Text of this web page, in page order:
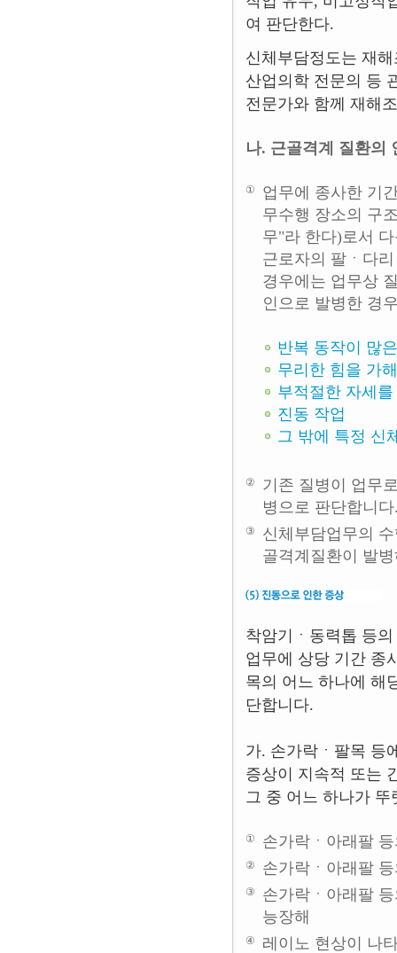
여 판단한다.
신체부담정도는 재
산업의학 전문의 등
전문가와 함께 재해
나. 근골격계 질환의
①
업무에 종사한 기
무수행 장소의 구
무"라 한다)로서
근로자의 팔ㆍ다
경우에는 업무상
인으로 발병한 경
반복 동작이 많
무리한 힘을 가
부적절한 자세
진동 작업
그 밖에 특정 신
②
기존 질병이 업무
병으로 판단합니
③
신체부담업무의
골격계질환이 발
착암기ㆍ동력톱 등
업무에 상당 기간 종
목의 어느 하나에 해
단합니다.
가. 손가락ㆍ팔목 등
증상이 지속적 또는
그 중 어느 하나가
① 손가락ㆍ아래팔
② 손가락ㆍ아래팔
③
손가락ㆍ아래팔
능장해
④ 레이노 현상이 나